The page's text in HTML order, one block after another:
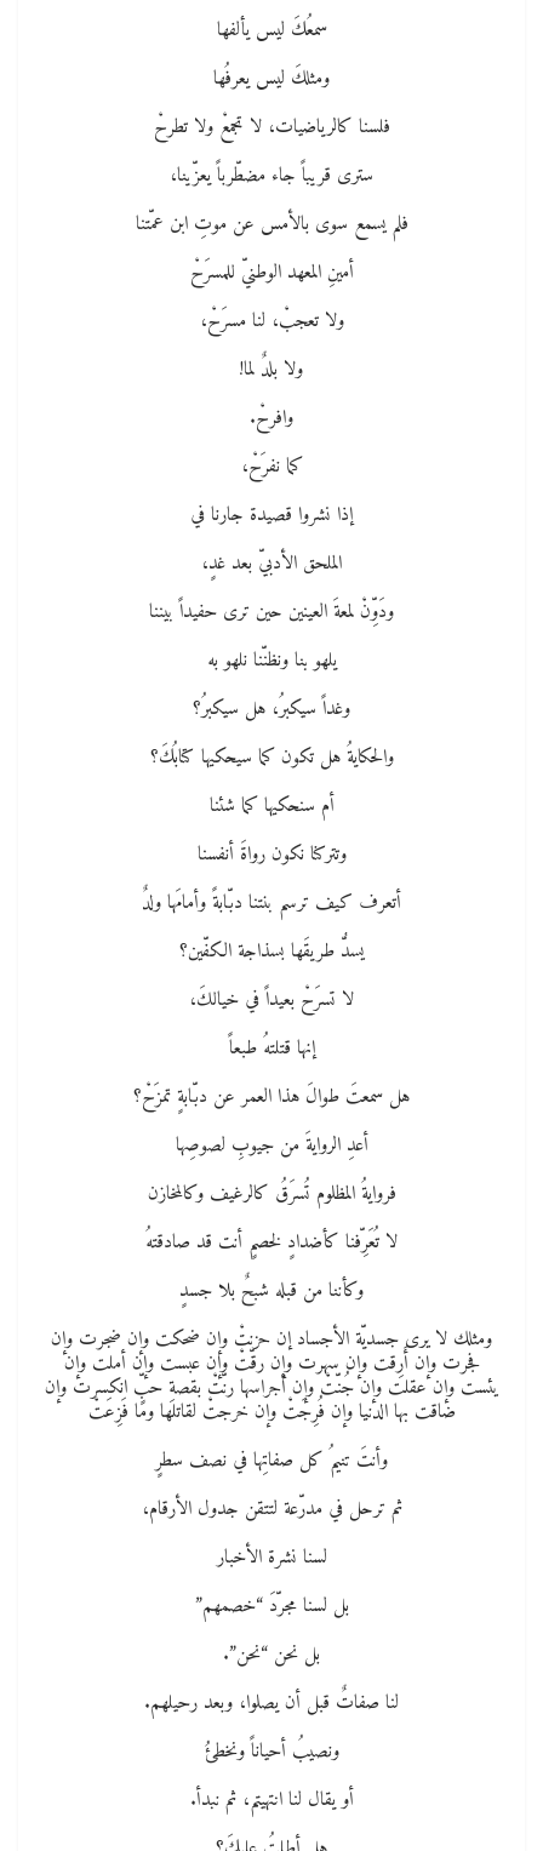
سمعُكَ ليس يألفها
ومثلكَ ليس يعرفُها
فلسنا كالرياضيات، لا تجمعْ ولا تطرحْ
سترى قريباً جاء مضطّرباً يعزّينا،
فلم يسمع سوى بالأمس عن موتِ ابن عمّتنا
أمينِ المعهد الوطنيّ للمسرَحْ
ولا تعجبْ، لنا مسرَحْ،
ولا بلدٌ لما!
وافرحْ.
كما نفرَحْ،
إذا نشروا قصيدة جارنا في
الملحق الأدبيّ بعد غدٍ،
ودَوِّنْ لمعةَ العينين حين ترى حفيداً بيننا
يلهو بنا ونظنّنا نلهو به
وغداً سيكبرُ، هل سيكبرُ؟
والحكايةُ هل تكون كما سيحكيها كتابُكَ؟
أم سنحكيها كما شئنا
وتتركنا نكون رواةَ أنفسنا
أتعرف كيف ترسم بنتنا دبّابةً وأمامَها ولدٌ
يسدُّ طريقَها بسذاجة الكفّين؟
لا تسرَحْ بعيداً في خيالكَ،
إنها قتلتهُ طبعاً
هل سمعتَ طوالَ هذا العمر عن دبّابةٍ تمزَحْ؟
أعدِ الروايةَ من جيوبِ لصوصِها
فروايةُ المظلوم تُسرَقُ كالرغيف وكالمخازن
لا تُعَرِّفنا كأضدادٍ لخصمٍ أنت قد صادقتهُ
وكأننا من قبله شبحٌ بلا جسدٍ
ومثلك لا يرى جسديّة الأجساد إن حزنتْ وإن ضحكت وإن ضجرت وإن
فجرت وإن أَرِقت وإن سهرت وإن رقّتْ وإن عبست وإن أملت وإن
يئست وإن عقلت وإن جُنّتْ وإن أجراسها رنّتْ بقصةِ حبٍّ انكسرت وإن
ضاقت بها الدنيا وإن فُرِجَتْ وإن خرجتْ لقاتلها وما فَزِعَتْ
وأنتَ تنيمُ كل صفاتِها في نصف سطرٍ
ثم ترحل في مدرّعة لتتقن جدول الأرقام،
لسنا نشرة الأخبار
بل لسنا مجرّدَ “خصمهم”
بل نحن “نحن”.
لنا صفاتٌ قبل أن يصلوا، وبعد رحيلهم.
ونصيبُ أحياناً ونخطئُ
أو يقال لنا انتهيتم، ثم نبدأ.